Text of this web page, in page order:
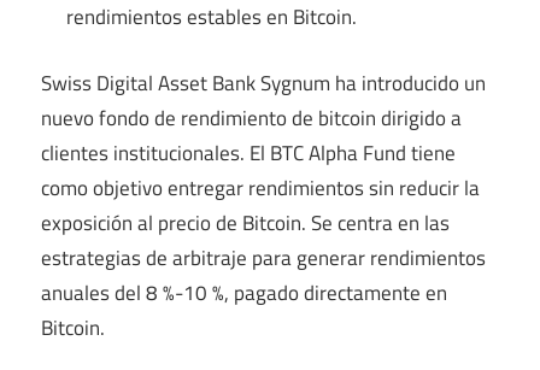
rendimientos estables en Bitcoin.
Swiss Digital Asset Bank Sygnum ha introducido un
nuevo fondo de rendimiento de bitcoin dirigido a
clientes institucionales. El BTC Alpha Fund tiene
como objetivo entregar rendimientos sin reducir la
exposición al precio de Bitcoin. Se centra en las
estrategias de arbitraje para generar rendimientos
anuales del 8 %-10 %, pagado directamente en
Bitcoin.